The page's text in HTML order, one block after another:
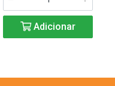
Adicionar